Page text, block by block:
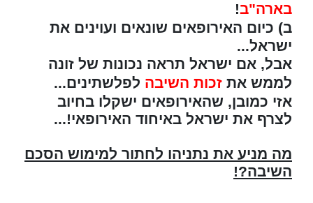
בארה"ב!
ב) כיום האירופאים שונאים ועוינים את
ישראל...
אבל, אם ישראל תראה נכונות של זונה
לממש את זכות השיבה לפלשתינים...
אזי כמובן, שהאירופאים ישקלו בחיוב
לצרף את ישראל באיחוד האירופאי!...
מה מניע את נתניהו לחתור למימוש הסכם
השיבה?!